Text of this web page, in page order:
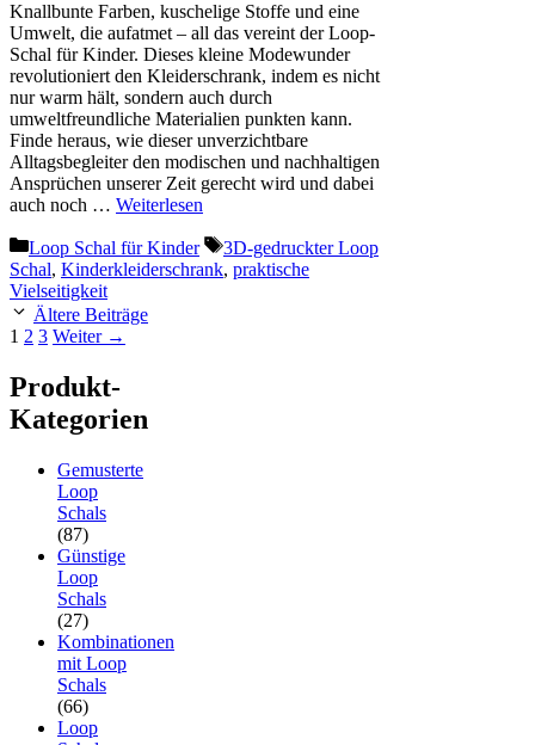
Knallbunte Farben, kuschelige Stoffe und eine
Umwelt, die aufatmet – all das vereint der Loop-
Schal für Kinder. Dieses kleine Modewunder
revolutioniert den Kleiderschrank, indem es nicht
nur warm hält, sondern auch durch
umweltfreundliche Materialien punkten kann.
Finde heraus, wie dieser unverzichtbare
Alltagsbegleiter den modischen und nachhaltigen
Ansprüchen unserer Zeit gerecht wird und dabei
auch noch … Weiterlesen
Kategorien
Loop Schal für Kinder Schlagwörter
3D-gedruckter Loop
Schal, Kinderkleiderschrank, praktische
Vielseitigkeit
Ältere Beiträge
Seite
1 Seite
2 Seite
3 Weiter →
Produkt-
Kategorien
Gemusterte
Loop
Schals
(87)
Günstige
Loop
Schals
(27)
Kombinationen
mit Loop
Schals
(66)
Loop